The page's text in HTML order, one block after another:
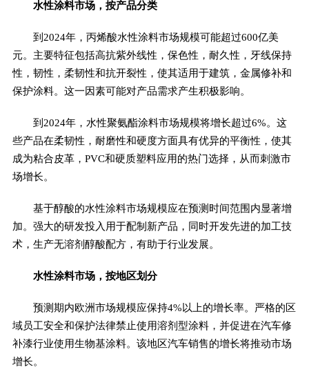
水性涂料市场，按产品分类
到2024年，丙烯酸水性涂料市场规模可能超过600亿美
元。主要特征包括高抗紫外线性，保色性，耐久性，牙线保持
性，韧性，柔韧性和抗开裂性，使其适用于建筑，金属修补和
保护涂料。这一因素可能对产品需求产生积极影响。
到2024年，水性聚氨酯涂料市场规模将增长超过6%。这
些产品在柔韧性，耐磨性和硬度方面具有优异的平衡性，使其
成为粘合皮革，PVC和硬质塑料应用的热门选择，从而刺激市
场增长。
基于醇酸的水性涂料市场规模应在预测时间范围内显著增
加。强大的研发投入用于配制新产品，同时开发先进的加工技
术，生产无溶剂醇酸配方，有助于行业发展。
水性涂料市场，按地区划分
预测期内欧洲市场规模应保持4%以上的增长率。严格的区
域员工安全和保护法律禁止使用溶剂型涂料，并促进在汽车修
补漆行业使用生物基涂料。该地区汽车销售的增长将推动市场
增长。